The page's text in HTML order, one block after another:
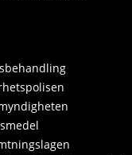
och integritetsskydd